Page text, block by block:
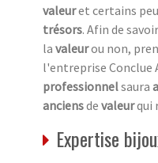
valeuret certains
trésors. Afin de
la valeurou non,
l'entreprise Conclue
professionnelsaura
anciensde valeurqui
Expertise